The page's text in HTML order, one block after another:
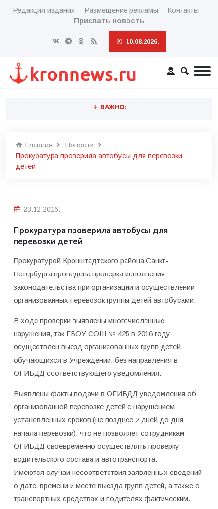
Редакция издания Размещение рекламы
Контакты
Прислать новость
10.08.2026.
ВАЖНО:
Главная
Новости
Прокуратура проверила автобусы для перевозки
детей
23.12.2016.
Прокуратура проверила автобусы для
перевозки детей
Прокуратурой Кронштадтского района Санкт-
Петербурга проведена проверка исполнения
законодательства при организации и осуществлении
организованных перевозок группы детей автобусами.
В ходе проверки выявлены многочисленные
нарушения, так ГБОУ СОШ № 425 в 2016 году
осуществлен выезд организованных групп детей,
обучающихся в Учреждении, без направления в
ОГИБДД соответствующего уведомления.
Выявлены факты подачи в ОГИБДД уведомления об
организованной перевозке детей с нарушением
установленных сроков (не позднее 2 дней до дня
начала перевозки), что не позволяет сотрудникам
ОГИБДД своевременно осуществлять проверку
водительского состава и автотранспорта.
Имеются случаи несоответствия заявленных сведений
о дате, времени и месте выезда групп детей, а также о
транспортных средствах и водителях фактическим.